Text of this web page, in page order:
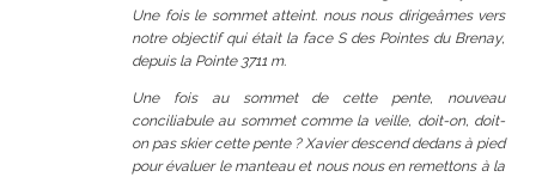
Une fois le sommet atteint. nous nous dirigeâmes vers
notre objectif qui était la face S des Pointes du Brenay,
depuis la Pointe 3711 m.
Une fois au sommet de cette pente, nouveau
conciliabuleau sommet comme la veille, doit-on, doit-
on pas skier cette pente ? Xavier descend dedans à pied
pour évaluer le manteau et nous nous en remettons à la